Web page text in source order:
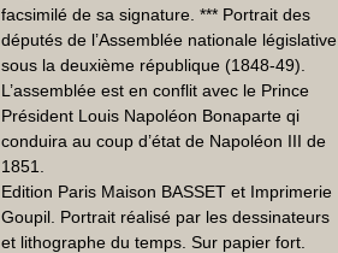
facsimilé de sa signature. *** Portrait des
députés de l’Assemblée nationale législative
sous la deuxième république (1848-49).
L’assemblée est en conflit avec le Prince
Président Louis Napoléon Bonaparte qi
conduira au coup d’état de Napoléon III de
1851.
Edition Paris Maison BASSET et Imprimerie
Goupil. Portrait réalisé par les dessinateurs
et lithographe du temps. Sur papier fort.